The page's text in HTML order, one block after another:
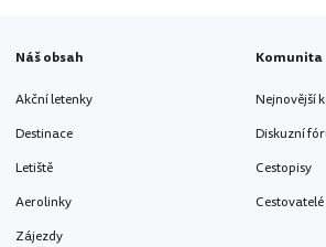
Náš obsah
Akční letenky
Destinace
Letiště
Aerolinky
Zájezdy
Komunita
Nejnovější
Diskuzní
Cestopisy
Cestovatelé